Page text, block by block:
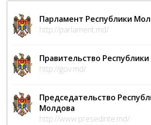
Парламент Республики
http://parlament.md/
Правительство
http://gov.md/
Председательство
Молдова
http://www.presedinte.md/